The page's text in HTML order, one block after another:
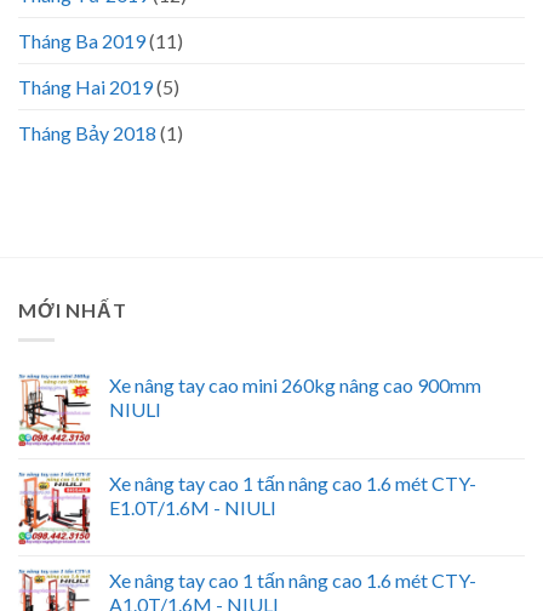
Tháng Ba 2019(11)
Tháng Hai 2019(5)
Tháng Bảy 2018 (1)
MỚI NHẤT
Xe nâng tay cao mini 260kg nâng cao 900mm
NIULI
Xe nâng tay cao 1 tấn nâng cao 1.6 mét CTY-
E1.0T/1.6M - NIULI
Xe nâng tay cao 1 tấn nâng cao 1.6 mét CTY-
A1.0T/1.6M - NIULI